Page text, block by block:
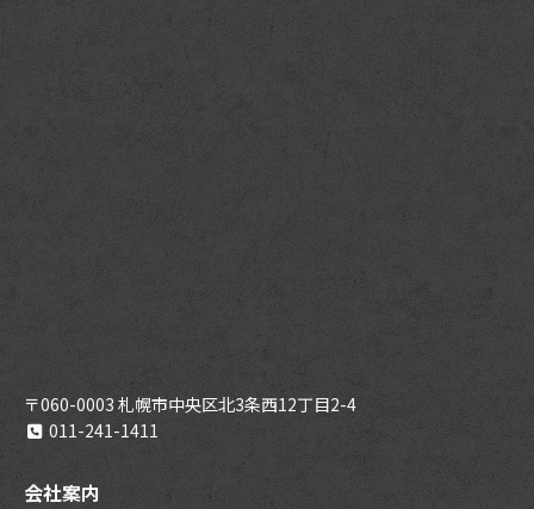
〒060-0003 札幌市中央区北3条西12丁目2-4
011-241-1411
会社案内